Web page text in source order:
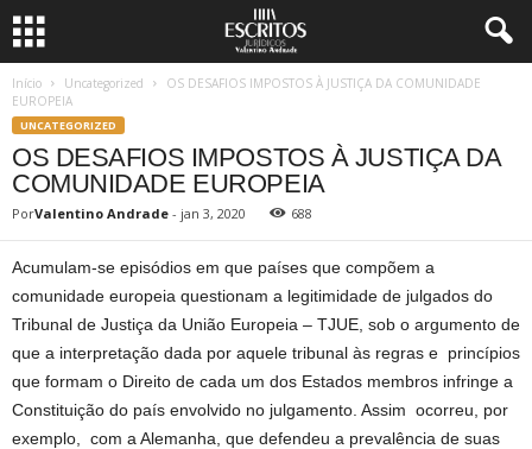
Início Uncategorized
OS DESAFIOS IMPOSTOS À JUSTIÇA DA COMUNIDADE
EUROPEIA
UNCATEGORIZED
OS DESAFIOS IMPOSTOS À JUSTIÇA DA
COMUNIDADE EUROPEIA
PorValentino Andrade - jan 3, 2020 688
Acumulam-se episódios em que países que compõem a
comunidade europeia questionam a legitimidade de julgados do
Tribunal de Justiça da União Europeia – TJUE, sob o argumento de
que a interpretação dada por aquele tribunal às regras e princípios
que formam o Direito de cada um dos Estados membros infringe a
Constituição do país envolvido no julgamento. Assim ocorreu, por
exemplo, com a Alemanha, que defendeu a prevalência de suas